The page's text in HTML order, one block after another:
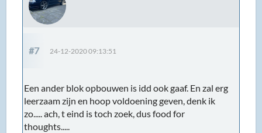
#7 24-12-2020 09:13:51
Een ander blok opbouwen is idd ook gaaf. En zal erg
leerzaam zijn en hoop voldoening geven, denk ik
zo..... ach, t eind is toch zoek, dus food for
thoughts.....